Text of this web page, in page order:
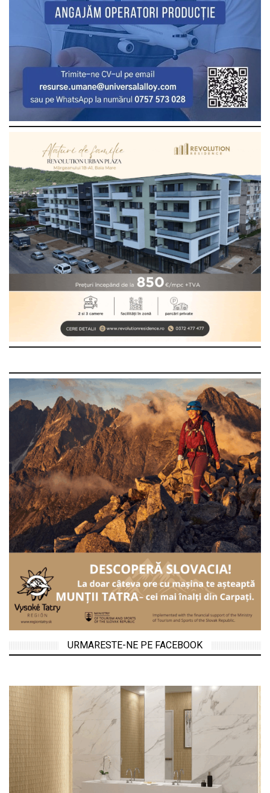
URMARESTE-NE PE FACEBOOK